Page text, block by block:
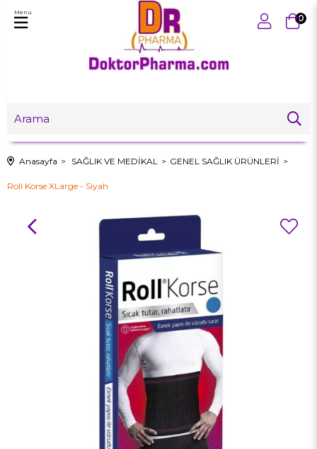
0
Menu
Anasayfa SAĞLIK VE MEDİKAL GENEL SAĞLIK ÜRÜNLERİ
Roll Korse XLarge - Siyah